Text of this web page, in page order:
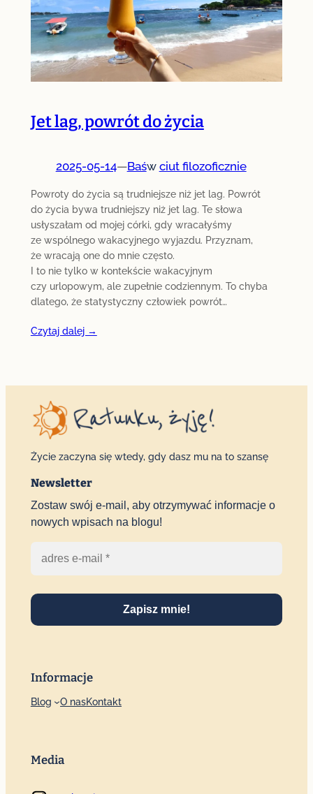
Jet lag, powrót do życia
2025-05-14—Baśw ciut filozoficznie
Powroty do życia są trudniejsze niż jet lag. Powrót
do życia bywa trudniejszy niż jet lag. Te słowa
usłyszałam od mojej córki, gdy wracałyśmy
ze wspólnego wakacyjnego wyjazdu. Przyznam,
że wracają one do mnie często.
I to nie tylko w kontekście wakacyjnym
czy urlopowym, ale zupełnie codziennym. To chyba
dlatego, że statystyczny człowiek powrót…
Czytaj dalej →
Życie zaczyna się wtedy, gdy dasz mu na to szansę
Newsletter
Zostaw swój e-mail, aby otrzymywać informacje o
nowych wpisach na blogu!
Zapisz mnie!
Informacje
Blog O nasKontakt
Media